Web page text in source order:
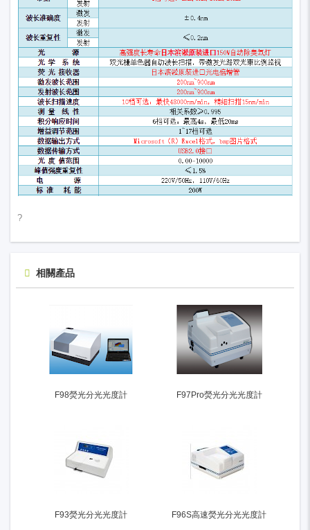
?
相關產品
F98熒光分光光度計 F97Pro熒光分光光度計
F93熒光分光光度計 F96S高速熒光分光光度計